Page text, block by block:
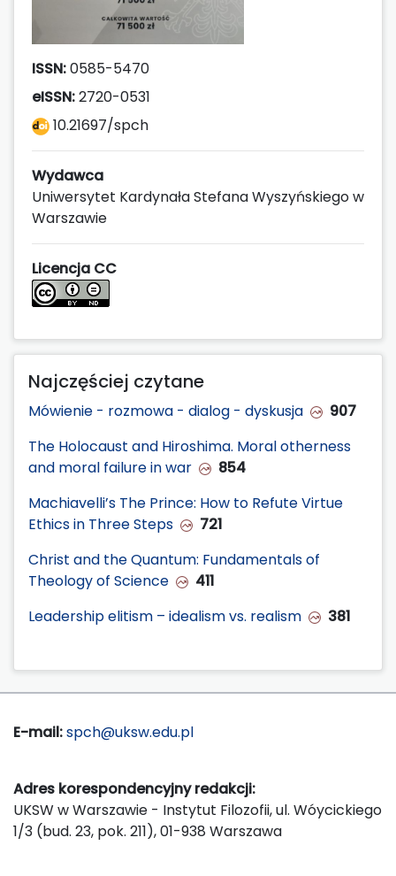
ISSN:0585-5470
eISSN:2720-0531
10.21697/spch
Wydawca
Uniwersytet Kardynała Stefana Wyszyńskiego w
Warszawie
Licencja CC
Najczęściej czytane
Mówienie - rozmowa - dialog - dyskusja
907
The Holocaust and Hiroshima. Moral otherness
and moral failure in war
854
Machiavelli’s The Prince: How to Refute Virtue
Ethics in Three Steps
721
Christ and the Quantum: Fundamentals of
Theology of Science
411
Leadership elitism – idealism vs. realism
381
E-mail:spch@uksw.edu.pl
Adres korespondencyjny redakcji:
UKSW w Warszawie - Instytut Filozofii, ul. Wóycickiego
1/3 (bud. 23, pok. 211), 01-938 Warszawa